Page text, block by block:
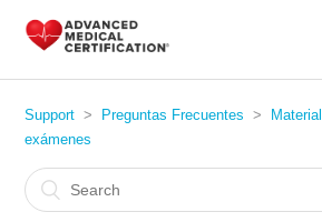
Support Preguntas Frecuentes
exámenes